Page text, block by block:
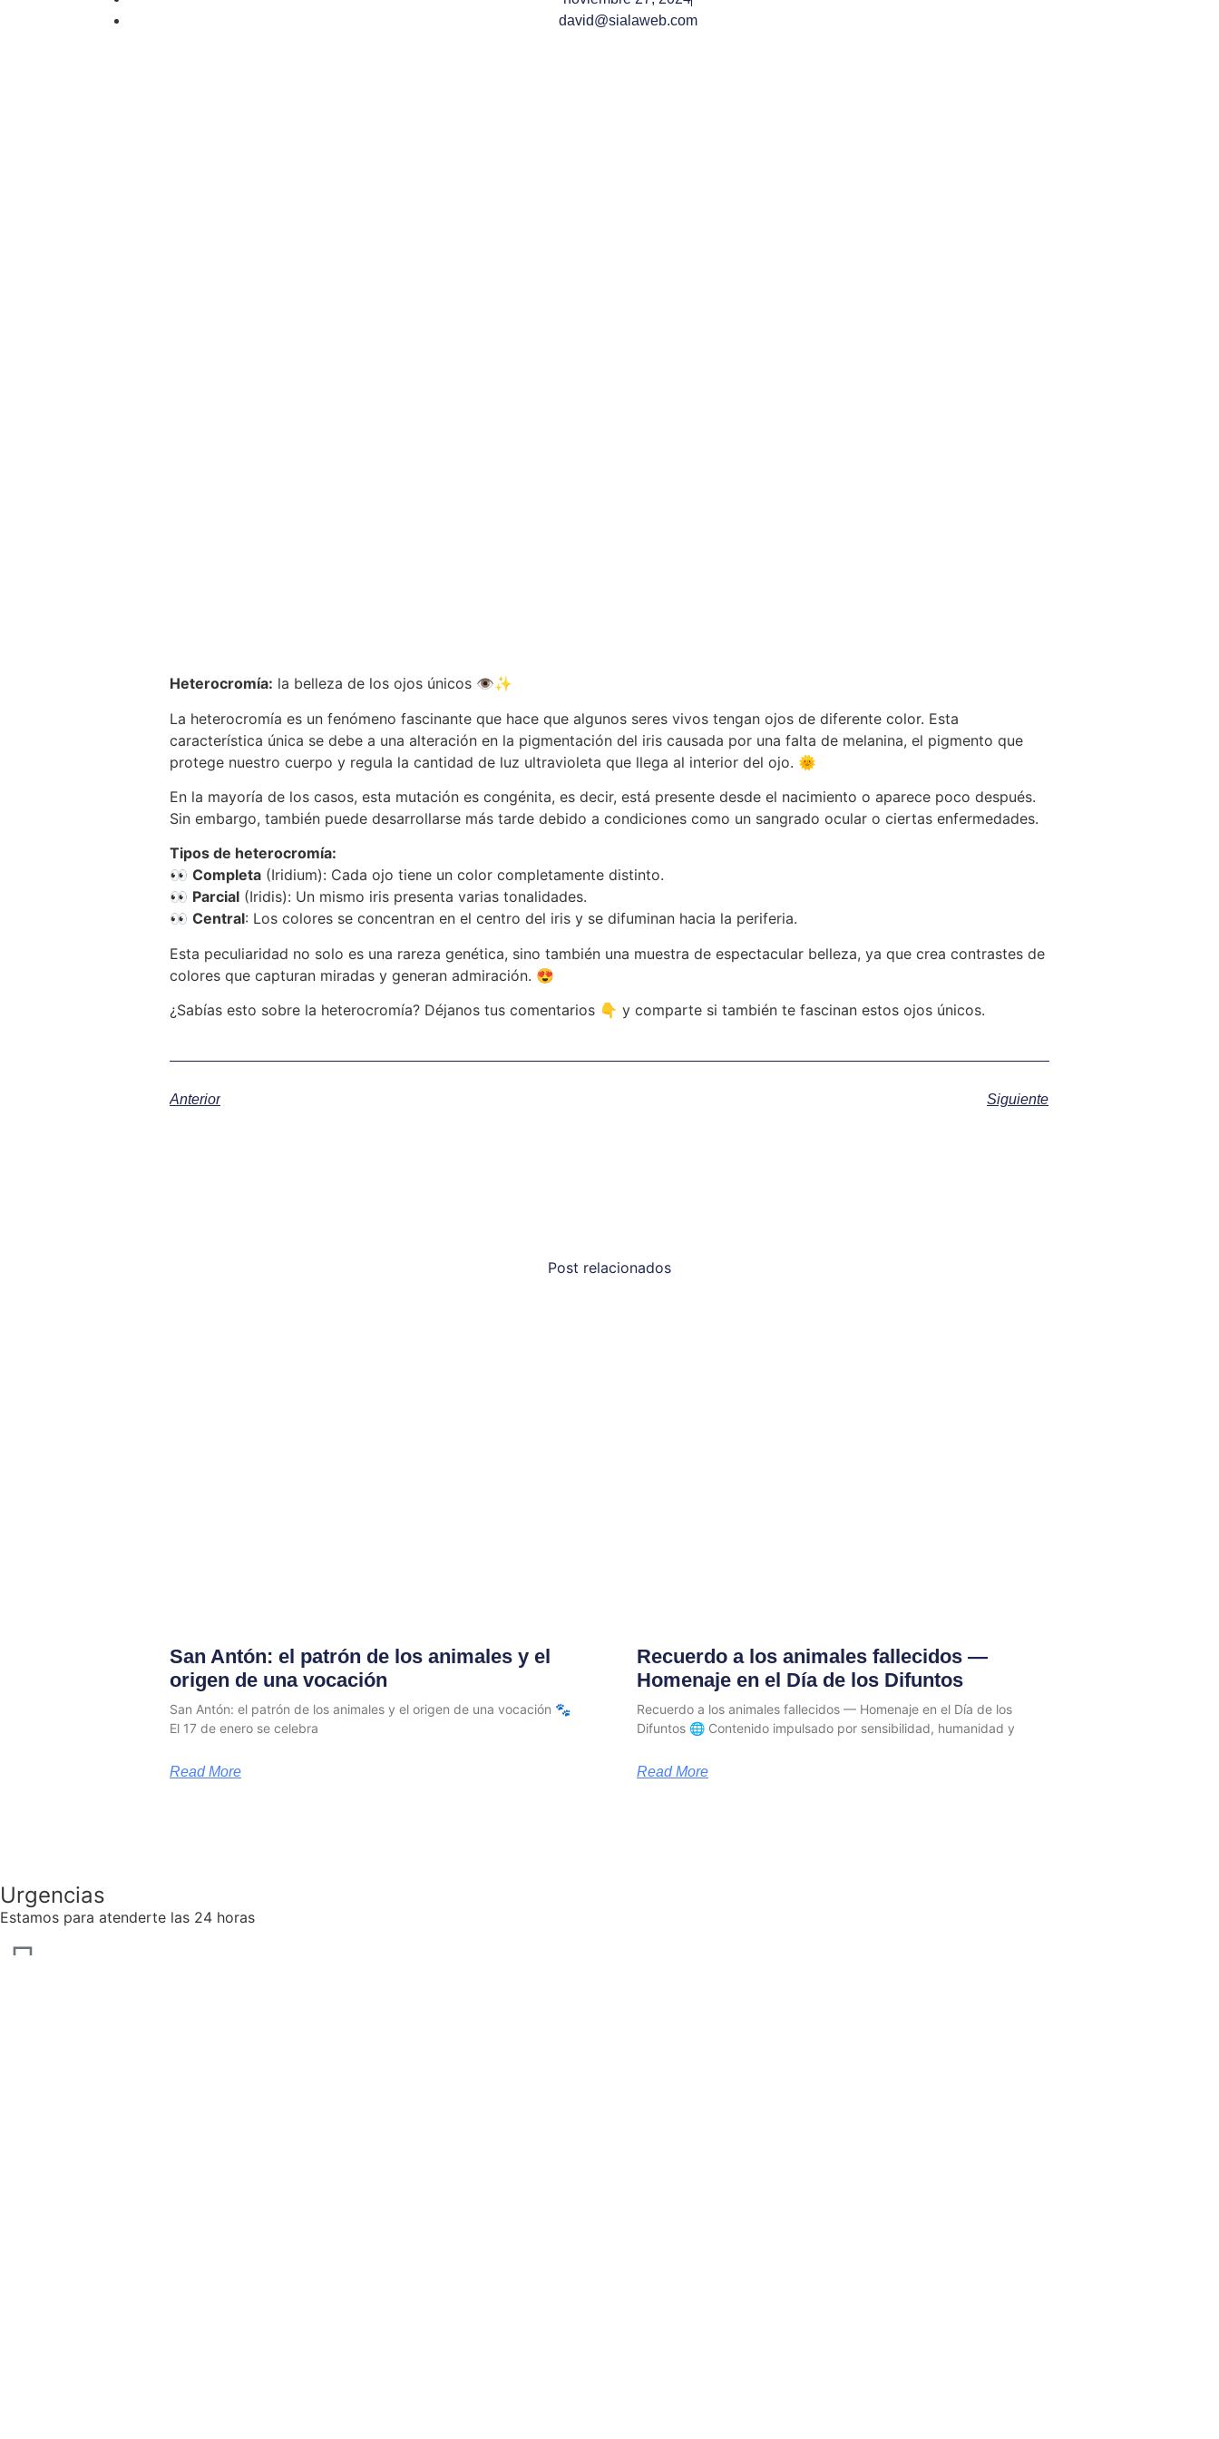
david@sialaweb.com
Heterocromía: la belleza de los ojos únicos 👁️✨
La heterocromía es un fenómeno fascinante que hace que algunos seres vivos tengan ojos de diferente color. Esta
característica única se debe a una alteración en la pigmentación del iris causada por una falta de melanina, el pigmento que
protege nuestro cuerpo y regula la cantidad de luz ultravioleta que llega al interior del ojo. 🌞
En la mayoría de los casos, esta mutación es congénita, es decir, está presente desde el nacimiento o aparece poco después.
Sin embargo, también puede desarrollarse más tarde debido a condiciones como un sangrado ocular o ciertas enfermedades.
Tipos de heterocromía:
👀 Completa (Iridium): Cada ojo tiene un color completamente distinto.
👀 Parcial (Iridis): Un mismo iris presenta varias tonalidades.
👀 Central: Los colores se concentran en el centro del iris y se difuminan hacia la periferia.
Esta peculiaridad no solo es una rareza genética, sino también una muestra de espectacular belleza, ya que crea contrastes de
colores que capturan miradas y generan admiración. 😍
¿Sabías esto sobre la heterocromía? Déjanos tus comentarios 👇 y comparte si también te fascinan estos ojos únicos.
Anterior Siguiente
Post relacionados
San Antón: el patrón de los animales y el
origen de una vocación
San Antón: el patrón de los animales y el origen de una vocación 🐾
El 17 de enero se celebra
Read More
Recuerdo a los animales fallecidos —
Homenaje en el Día de los Difuntos
Recuerdo a los animales fallecidos — Homenaje en el Día de los
Difuntos 🌐 Contenido impulsado por sensibilidad, humanidad y
Read More
Urgencias
Estamos para atenderte las 24 horas